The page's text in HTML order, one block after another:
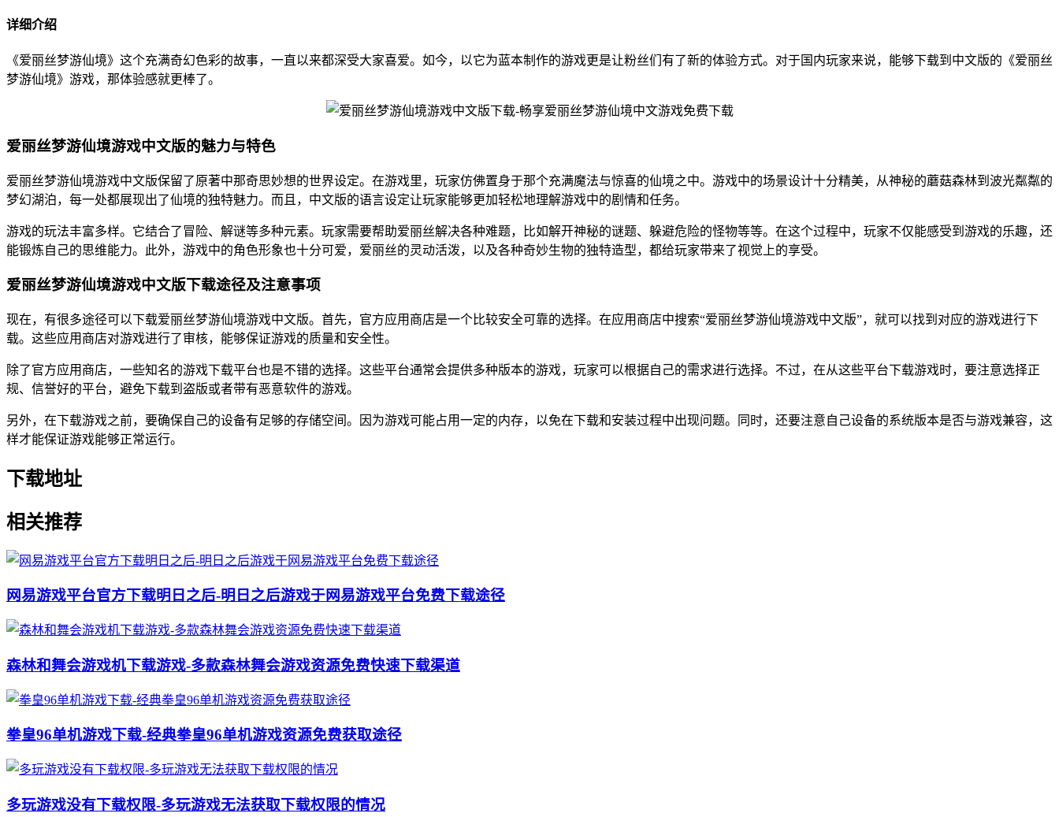
详细介绍
《爱丽丝梦游仙境》这个充满奇幻色彩的故事，一直以来都深受大家喜爱。如今，以它为蓝本制作的游戏更是让粉丝们有了新的体验方式。对于国内玩家来说，能够下载到中文版的《爱丽丝
梦游仙境》游戏，那体验感就更棒了。
爱丽丝梦游仙境游戏中文版的魅力与特色
爱丽丝梦游仙境游戏中文版保留了原著中那奇思妙想的世界设定。在游戏里，玩家仿佛置身于那个充满魔法与惊喜的仙境之中。游戏中的场景设计十分精美，从神秘的蘑菇森林到波光粼粼的
梦幻湖泊，每一处都展现出了仙境的独特魅力。而且，中文版的语言设定让玩家能够更加轻松地理解游戏中的剧情和任务。
游戏的玩法丰富多样。它结合了冒险、解谜等多种元素。玩家需要帮助爱丽丝解决各种难题，比如解开神秘的谜题、躲避危险的怪物等等。在这个过程中，玩家不仅能感受到游戏的乐趣，还
能锻炼自己的思维能力。此外，游戏中的角色形象也十分可爱，爱丽丝的灵动活泼，以及各种奇妙生物的独特造型，都给玩家带来了视觉上的享受。
爱丽丝梦游仙境游戏中文版下载途径及注意事项
现在，有很多途径可以下载爱丽丝梦游仙境游戏中文版。首先，官方应用商店是一个比较安全可靠的选择。在应用商店中搜索“爱丽丝梦游仙境游戏中文版”，就可以找到对应的游戏进行下
载。这些应用商店对游戏进行了审核，能够保证游戏的质量和安全性。
除了官方应用商店，一些知名的游戏下载平台也是不错的选择。这些平台通常会提供多种版本的游戏，玩家可以根据自己的需求进行选择。不过，在从这些平台下载游戏时，要注意选择正
规、信誉好的平台，避免下载到盗版或者带有恶意软件的游戏。
另外，在下载游戏之前，要确保自己的设备有足够的存储空间。因为游戏可能占用一定的内存，以免在下载和安装过程中出现问题。同时，还要注意自己设备的系统版本是否与游戏兼容，这
样才能保证游戏能够正常运行。
下载地址
相关推荐
网易游戏平台官方下载明日之后-明日之后游戏于网易游戏平台免费下载途径
森林和舞会游戏机下载游戏-多款森林舞会游戏资源免费快速下载渠道
拳皇96单机游戏下载-经典拳皇96单机游戏资源免费获取途径
多玩游戏没有下载权限-多玩游戏无法获取下载权限的情况